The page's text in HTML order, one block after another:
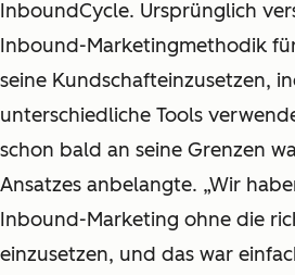
InboundCycle. Ursprünglich
Inbound-Marketingmethodik
seine Kundschafteinzusetzen,
unterschiedliche Tools
schon bald an seine Grenzen
Ansatzes anbelangte. „Wir
Inbound-Marketing ohne die
einzusetzen, und das war